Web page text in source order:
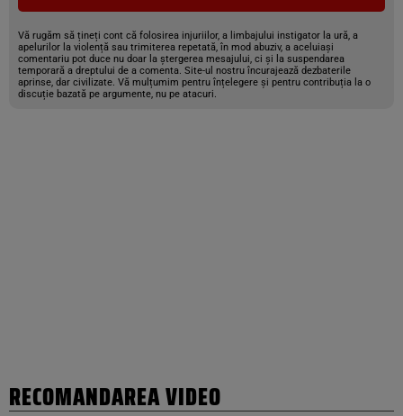
Vă rugăm să țineți cont că folosirea injuriilor, a limbajului instigator la ură, a
apelurilor la violență sau trimiterea repetată, în mod abuziv, a aceluiași
comentariu pot duce nu doar la ștergerea mesajului, ci și la suspendarea
temporară a dreptului de a comenta. Site-ul nostru încurajează dezbaterile
aprinse, dar civilizate. Vă mulțumim pentru înțelegere și pentru contribuția la o
discuție bazată pe argumente, nu pe atacuri.
RECOMANDAREA VIDEO